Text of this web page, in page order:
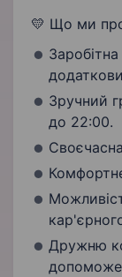
💛 Що ми
Зручний
до 22:00.
Дружню